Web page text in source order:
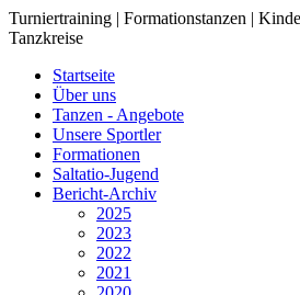
Turniertraining | Formationstanzen |
Tanzkreise
Startseite
Über uns
Tanzen - Angebote
Unsere Sportler
Formationen
Saltatio-Jugend
Bericht-Archiv
2025
2023
2022
2021